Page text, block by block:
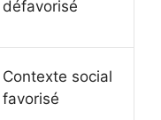
défavorisé
Contexte social
favorisé